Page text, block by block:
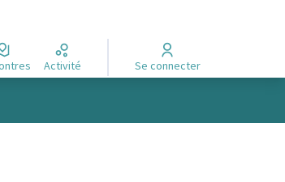
Activité Se connecter